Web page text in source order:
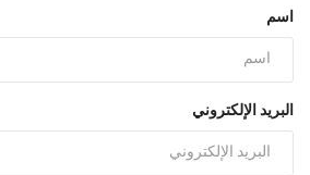
اسم
البريد الإلكتروني